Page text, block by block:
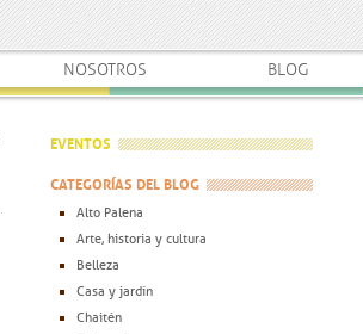
NOSOTROS BLOG
EVENTOS
CATEGORÍAS DEL BLOG
Alto Palena
Arte, historia y cultura
Belleza
Casa y jardín
Chaitén